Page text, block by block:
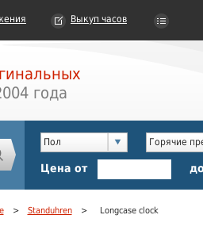
Выкуп часов
года
Пол Горячие
Цена от
до
> Standuhren > Longcase clock